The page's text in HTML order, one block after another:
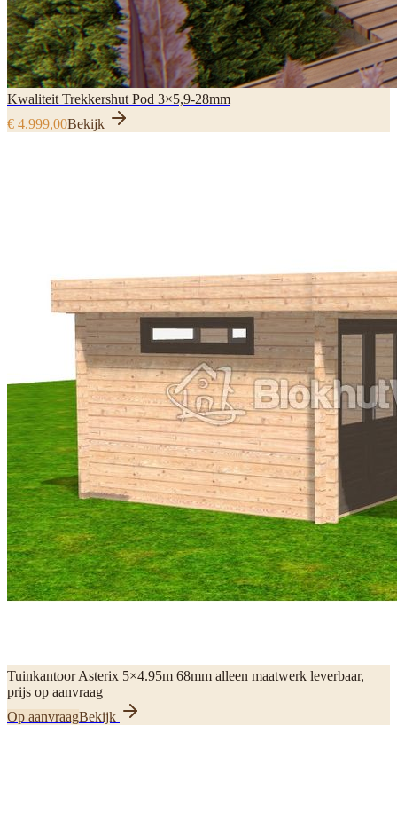
Kwaliteit Trekkershut Pod 3×5,9-28mm
€ 4.999,00Bekijk
Tuinkantoor Asterix 5×4.95m 68mm alleen maatwerk leverbaar,
prijs op aanvraag
Op aanvraagBekijk